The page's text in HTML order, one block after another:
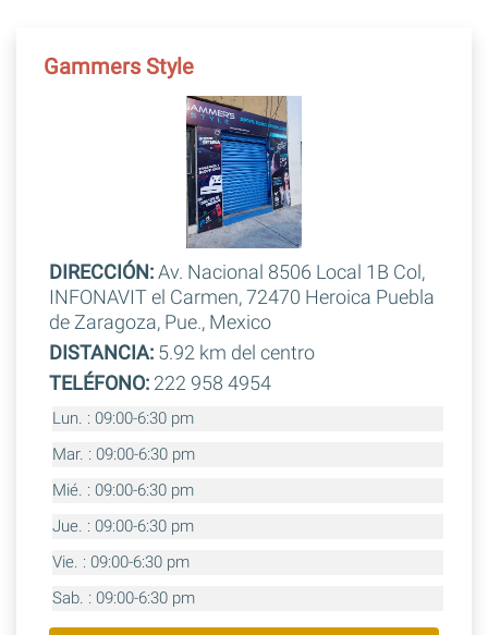
Gammers Style
DIRECCIÓN:Av. Nacional 8506 Local 1B Col,
INFONAVIT el Carmen, 72470 Heroica Puebla
de Zaragoza, Pue., Mexico
DISTANCIA:5.92 km del centro
TELÉFONO:222 958 4954
Lun. : 09:00-6:30 pm
Mar. : 09:00-6:30 pm
Mié. : 09:00-6:30 pm
Jue. : 09:00-6:30 pm
Vie. : 09:00-6:30 pm
Sab. : 09:00-6:30 pm